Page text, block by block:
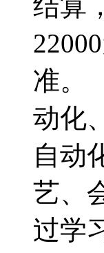
准。
动化
自动
艺、
过学